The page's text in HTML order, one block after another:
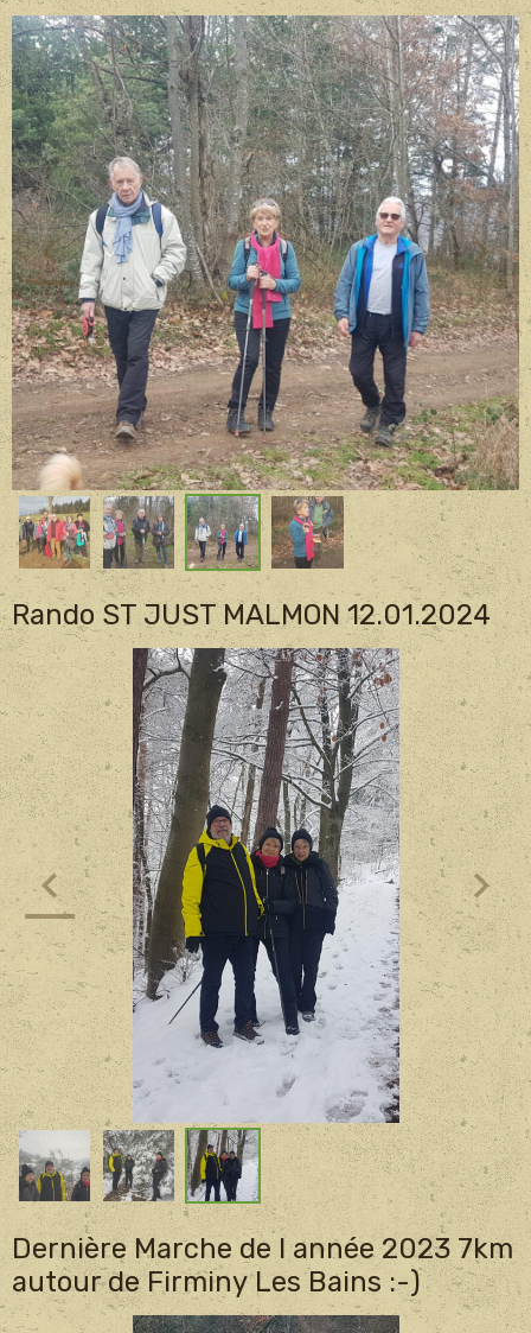
Rando ST JUST MALMON 12.01.2024
Dernière Marche de l année 2023 7km
autour de Firminy Les Bains :-)